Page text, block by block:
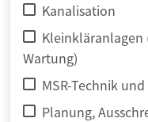
Kanalisation
Kleinkläranlagen
Wartung)
MSR-Technik
Planung,